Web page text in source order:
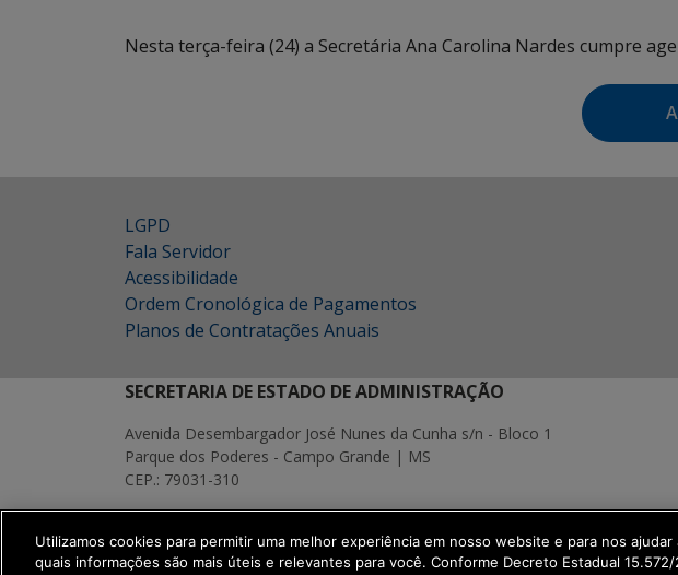
Nesta terça-feira (24) a Secretária Ana Carolina Nardes cumpre
LGPD
Fala Servidor
Acessibilidade
Ordem Cronológica de Pagamentos
Planos de Contratações Anuais
SECRETARIA DE ESTADO DE ADMINISTRAÇÃO
Avenida Desembargador José Nunes da Cunha s/n - Bloco 1
Parque dos Poderes - Campo Grande | MS
CEP.: 79031-310
SETDIG | Secretaria-Executiva de Transformação Digital
Utilizamos cookies para permitir uma melhor experiência em nosso website e para nos
quais informações são mais úteis e relevantes para você. Conforme Decreto Estadual